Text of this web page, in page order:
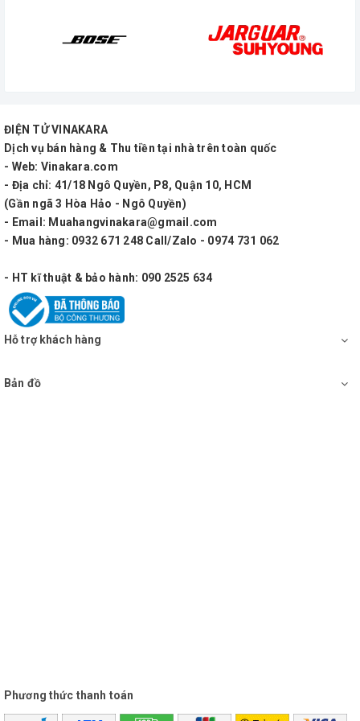
rằng nó phù hợp với không gian và mục đích sử
3099/41
ĐIỆN TỬ VINAKARA
Dịch vụ bán hàng & Thu tiền tại nhà trên toàn quốc
- Web: Vinakara.com
- Địa chỉ: 41/18 Ngô Quyền, P8, Quận 10, HCM
(Gần ngã 3 Hòa Hảo - Ngô Quyền)
- Email: Muahangvinakara@gmail.com
- Mua hàng: 0932 671 248 Call/Zalo - 0974 731 062
- HT kĩ thuật & bảo hành: 090 2525 634
Hỗ trợ khách hàng
Bản đồ
Phương thức thanh toán